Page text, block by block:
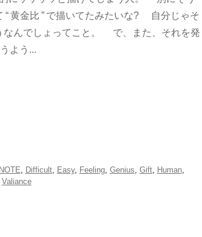
“ 黄金比 ” で描いてたみたいな? 自分じゃそ
なんでしょってこと。 で、また、それを発
よう...
, Difficult, Easy, Feeling, Genius, Gift, Human,
Valiance